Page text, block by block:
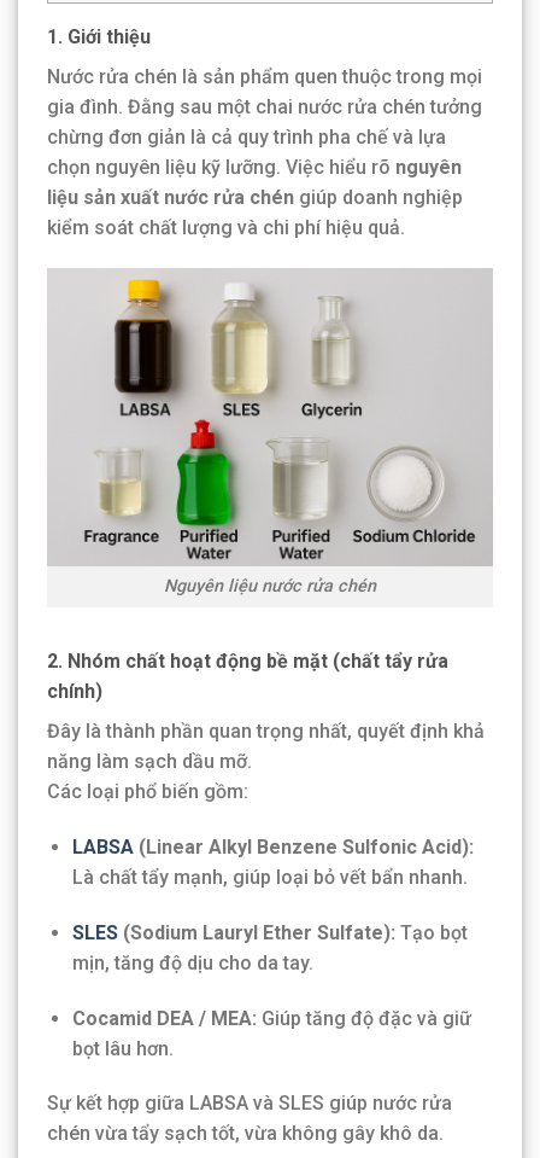
1. Giới thiệu
Nước rửa chén là sản phẩm quen thuộc trong mọi
gia đình. Đằng sau một chai nước rửa chén tưởng
chừng đơn giản là cả quy trình pha chế và lựa
chọn nguyên liệu kỹ lưỡng. Việc hiểu rõ nguyên
liệu sản xuất nước rửa chén giúp doanh nghiệp
kiểm soát chất lượng và chi phí hiệu quả.
Nguyên liệu nước rửa chén
2. Nhóm chất hoạt động bề mặt (chất tẩy rửa
chính)
Đây là thành phần quan trọng nhất, quyết định khả
năng làm sạch dầu mỡ.
Các loại phổ biến gồm:
LABSA(Linear Alkyl Benzene Sulfonic Acid):
Là chất tẩy mạnh, giúp loại bỏ vết bẩn nhanh.
SLES(Sodium Lauryl Ether Sulfate): Tạo bọt
mịn, tăng độ dịu cho da tay.
Cocamid DEA / MEA: Giúp tăng độ đặc và giữ
bọt lâu hơn.
Sự kết hợp giữa LABSA và SLES giúp nước rửa
chén vừa tẩy sạch tốt, vừa không gây khô da.